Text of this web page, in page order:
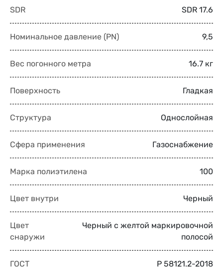
SDR SDR 17.6
Номинальное давление (PN) 9,5
Вес погонного метра 16.7 кг
Поверхность Гладкая
Структура Однослойная
Сфера применения Газоснабжение
Марка полиэтилена 100
Цвет внутри Черный
Цвет
снаружи
Черный с желтой маркировочной
полосой
ГОСТ Р 58121.2-2018